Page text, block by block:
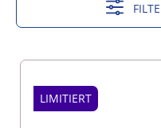
LIMITIERT